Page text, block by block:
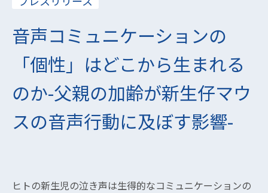
音声コミュニケーションの
「個性」はどこから生まれる
のか-父親の加齢が新生仔マウ
スの音声行動に及ぼす影響-
ヒトの新生児の泣き声は生得的なコミュニケーションの